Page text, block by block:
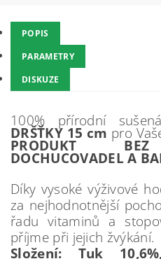
POPIS
PARAMETRY
DISKUZE
100% přírodní
DRŠŤKY 15 cm pro
PRODUKT BEZ
DOCHUCOVADEL A
Díky vysoké výživové
za nejhodnotnější
řadu vitaminů a
příjme při jejich žvýkání.
Složení: Tuk